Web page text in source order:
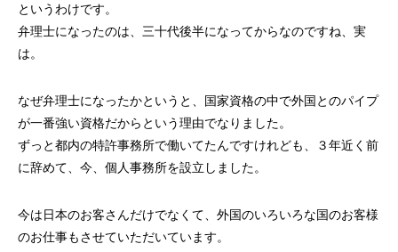
というわけです。
弁理士になったのは、三十代後半になってからなのですね、実
は。
なぜ弁理士になったかというと、国家資格の中で外国とのパイプ
が一番強い資格だからという理由でなりました。
ずっと都内の特許事務所で働いてたんですけれども、３年近く前
に辞めて、今、個人事務所を設立しました。
今は日本のお客さんだけでなくて、外国のいろいろな国のお客様
のお仕事もさせていただいています。